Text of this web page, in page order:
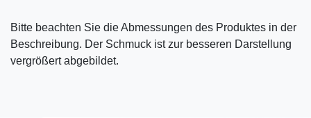
Bitte beachten Sie die Abmessungen des Produktes in der
Beschreibung. Der Schmuck ist zur besseren Darstellung
vergrößert abgebildet.